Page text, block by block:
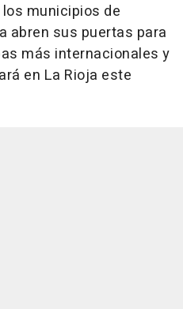
municipios de
abren sus puertas para
más internacionales y
en La Rioja este